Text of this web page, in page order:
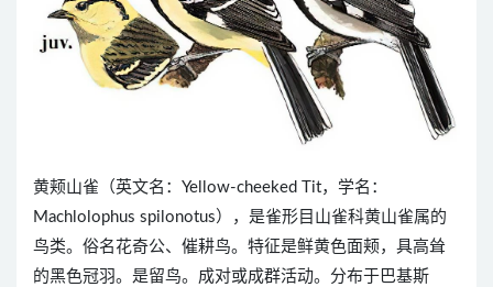
黄颊山雀（英文名：Yellow-cheeked Tit，学名：
Machlolophus spilonotus），是雀形目山雀科黄山雀属的
鸟类。俗名花奇公、催耕鸟。特征是鲜黄色面颊，具高耸
的黑色冠羽。是留鸟。成对或成群活动。分布于巴基斯